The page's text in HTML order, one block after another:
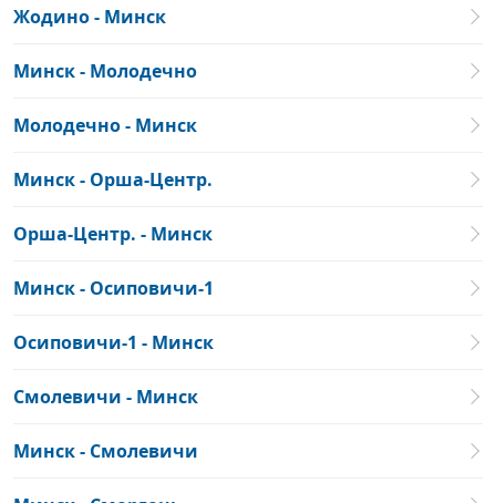
Жодино - Минск
Минск - Молодечно
Молодечно - Минск
Минск - Орша-Центр.
Орша-Центр. - Минск
Минск - Осиповичи-1
Осиповичи-1 - Минск
Смолевичи - Минск
Минск - Смолевичи